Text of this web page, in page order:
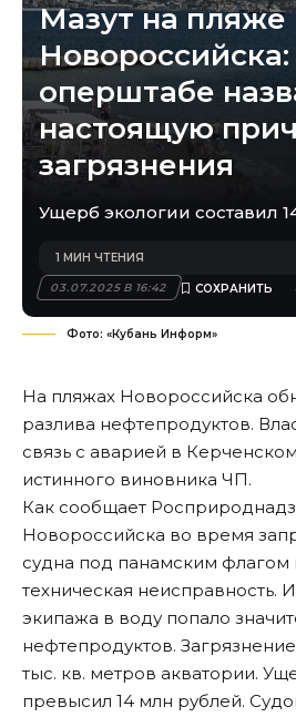
Мазут на пляже
Новороссийска:
оперштабе
настоящую
загрязнения
Ущерб экологии составил
03.07.2025 В 16:42
1 МИН ЧТЕНИЯ
Фото: «Кубань Информ»
На пляжах Новороссийска
разлива нефтепродуктов.
связь с аварией в
истинного виновника ЧП.
Как сообщает
Новороссийска во время
судна под панамским флагом
техническая неисправность.
экипажа в воду попало
нефтепродуктов.
тыс. кв. метров акватории.
превысил 14 млн рублей.